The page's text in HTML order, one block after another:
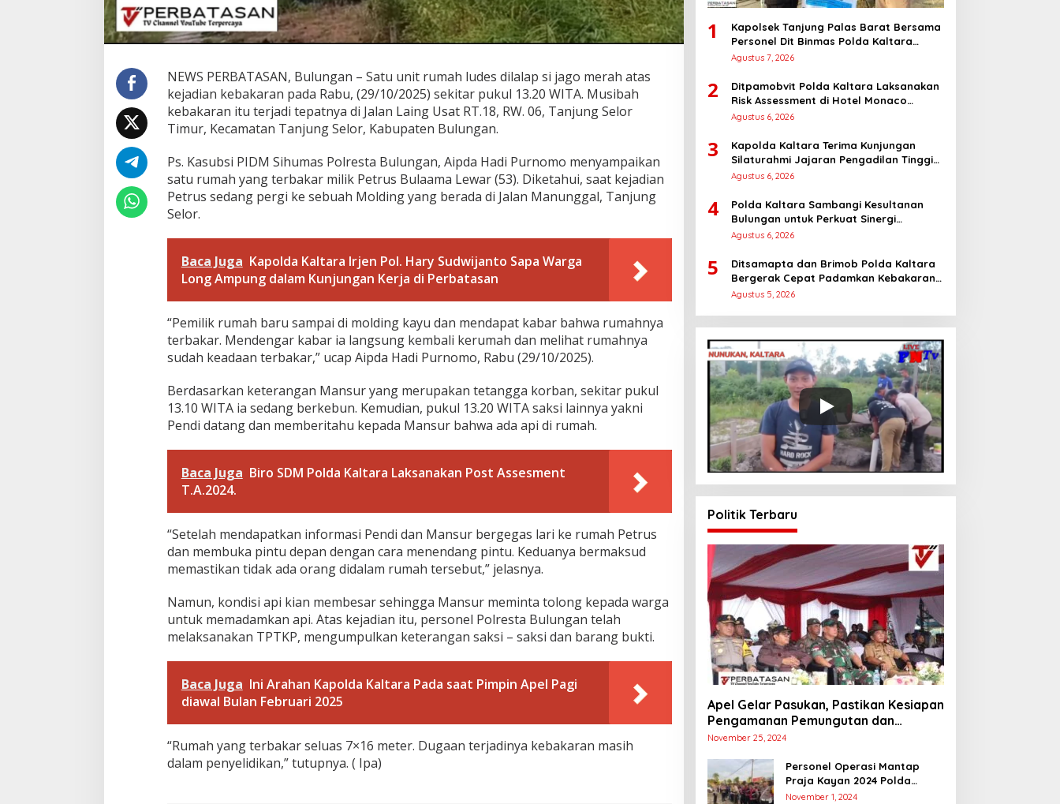
S
e
l
r
L
u
d
e
T
e
r
b
a
,
P
i
s
i
l
a
m
P
e
n
y
e
a
b
n
NEWS PERBATASAN, Bulungan – Satu unit rumah ludes dilalap si jago merah atas
kejadian kebakaran pada Rabu, (29/10/2025) sekitar pukul 13.20 WITA. Musibah
kebakaran itu terjadi tepatnya di Jalan Laing Usat RT.18, RW. 06, Tanjung Selor
Timur, Kecamatan Tanjung Selor, Kabupaten Bulungan.
Ps. Kasubsi PIDM Sihumas Polresta Bulungan, Aipda Hadi Purnomo menyampaikan
satu rumah yang terbakar milik Petrus Bulaama Lewar (53). Diketahui, saat kejadian
Petrus sedang pergi ke sebuah Molding yang berada di Jalan Manunggal, Tanjung
Selor.
Baca Juga Kapolda Kaltara Irjen Pol. Hary Sudwijanto Sapa Warga
Long Ampung dalam Kunjungan Kerja di Perbatasan
“Pemilik rumah baru sampai di molding kayu dan mendapat kabar bahwa rumahnya
terbakar. Mendengar kabar ia langsung kembali kerumah dan melihat rumahnya
sudah keadaan terbakar,” ucap Aipda Hadi Purnomo, Rabu (29/10/2025).
Berdasarkan keterangan Mansur yang merupakan tetangga korban, sekitar pukul
13.10 WITA ia sedang berkebun. Kemudian, pukul 13.20 WITA saksi lainnya yakni
Pendi datang dan memberitahu kepada Mansur bahwa ada api di rumah.
Baca Juga Biro SDM Polda Kaltara Laksanakan Post Assesment
T.A.2024.
“Setelah mendapatkan informasi Pendi dan Mansur bergegas lari ke rumah Petrus
dan membuka pintu depan dengan cara menendang pintu. Keduanya bermaksud
memastikan tidak ada orang didalam rumah tersebut,” jelasnya.
Namun, kondisi api kian membesar sehingga Mansur meminta tolong kepada warga
untuk memadamkan api. Atas kejadian itu, personel Polresta Bulungan telah
melaksanakan TPTKP, mengumpulkan keterangan saksi – saksi dan barang bukti.
Baca Juga Ini Arahan Kapolda Kaltara Pada saat Pimpin Apel Pagi
diawal Bulan Februari 2025
“Rumah yang terbakar seluas 7×16 meter. Dugaan terjadinya kebakaran masih
dalam penyelidikan,” tutupnya. ( Ipa)
1
Kapolsek Tanjung Palas Barat Bersama
Personel Dit Binmas Polda Kaltara
Salurkan Beras SPHP Kepada
Agustus 7, 2026
2
Ditpamobvit Polda Kaltara Laksanakan
Risk Assessment di Hotel Monaco
Tarakan
Agustus 6, 2026
3
Kapolda Kaltara Terima Kunjungan
Silaturahmi Jajaran Pengadilan Tinggi
Kaltara
Agustus 6, 2026
4
Polda Kaltara Sambangi Kesultanan
Bulungan untuk Perkuat Sinergi
Kamtibmas
Agustus 6, 2026
5
Ditsamapta dan Brimob Polda Kaltara
Bergerak Cepat Padamkan Kebakaran
Lahan Gambut 2 Hektar di Bulungan
Agustus 5, 2026
Politik Terbaru
Apel Gelar Pasukan, Pastikan Kesiapan
Pengamanan Pemungutan dan
Penghitungan Suara
November 25, 2024
Personel Operasi Mantap
Praja Kayan 2024 Polda
Kaltara Laksanakan
November 1, 2024